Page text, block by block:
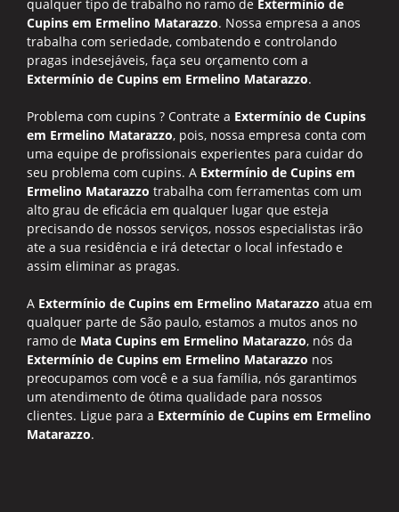
qualquer tipo de trabalho no ramo de Extermínio de
Cupins em Ermelino Matarazzo. Nossa empresa a anos
trabalha com seriedade, combatendo e controlando
pragas indesejáveis, faça seu orçamento com a
Extermínio de Cupins em Ermelino Matarazzo.
Problema com cupins ? Contrate a Extermínio de Cupins
em Ermelino Matarazzo, pois, nossa empresa conta com
uma equipe de profissionais experientes para cuidar do
seu problema com cupins. A Extermínio de Cupins em
Ermelino Matarazzo trabalha com ferramentas com um
alto grau de eficácia em qualquer lugar que esteja
precisando de nossos serviços, nossos especialistas irão
ate a sua residência e irá detectar o local infestado e
assim eliminar as pragas.
A Extermínio de Cupins em Ermelino Matarazzo atua em
qualquer parte de São paulo, estamos a mutos anos no
ramo de Mata Cupins em Ermelino Matarazzo, nós da
Extermínio de Cupins em Ermelino Matarazzo nos
preocupamos com você e a sua família, nós garantimos
um atendimento de ótima qualidade para nossos
clientes. Ligue para a Extermínio de Cupins em Ermelino
Matarazzo.